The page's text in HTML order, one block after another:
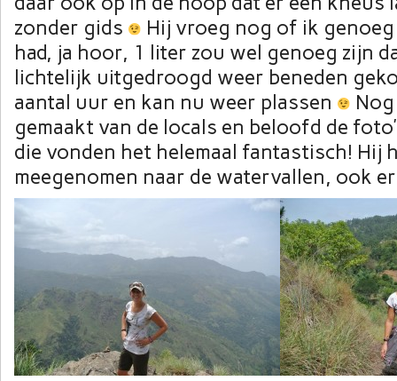
zonder gids
Hij vroeg nog of ik
had, ja hoor, 1 liter zou wel genoeg zijn
lichtelijk uitgedroogd weer beneden
aantal uur en kan nu weer plassen
gemaakt van de locals en beloofd de
die vonden het helemaal fantastisch! Hij
meegenomen naar de watervallen, ook